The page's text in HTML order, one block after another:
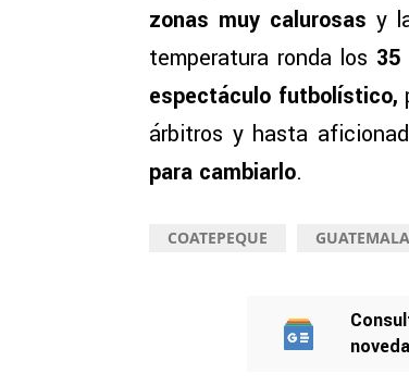
zonas muy calurosas y
temperatura ronda los 35
espectáculo futbolístico,
árbitros y hasta
para cambiarlo.
COATEPEQUE GUATEMALA